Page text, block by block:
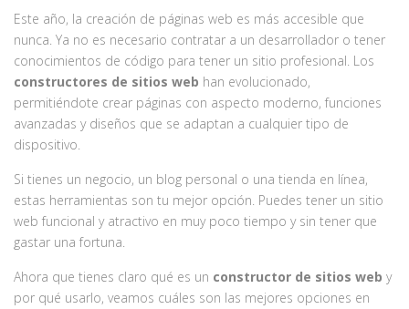
Este año, la creación de páginas web es más accesible que
nunca. Ya no es necesario contratar a un desarrollador o tener
conocimientos de código para tener un sitio profesional. Los
constructores de sitios web han evolucionado,
permitiéndote crear páginas con aspecto moderno, funciones
avanzadas y diseños que se adaptan a cualquier tipo de
dispositivo.
Si tienes un negocio, un blog personal o una tienda en línea,
estas herramientas son tu mejor opción. Puedes tener un sitio
web funcional y atractivo en muy poco tiempo y sin tener que
gastar una fortuna.
Ahora que tienes claro qué es un constructor de sitios web y
por qué usarlo, veamos cuáles son las mejores opciones en